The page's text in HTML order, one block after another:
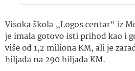
Visoka škola „Logos centar“ iz
je imala gotovo isti prihod kao i
više od 1,2 miliona KM, ali je
hiljada na 290 hiljada KM.